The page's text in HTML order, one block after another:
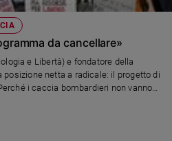
da cancellare»
e Libertà) e fondatore della
netta a radicale: il progetto di
i caccia bombardieri non vanno
E perché sono un “bidone”,